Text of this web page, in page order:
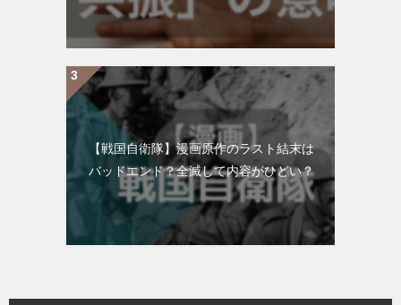
【戦国自衛隊】漫画原作のラスト結末は
バッドエンド？全滅して内容がひどい？